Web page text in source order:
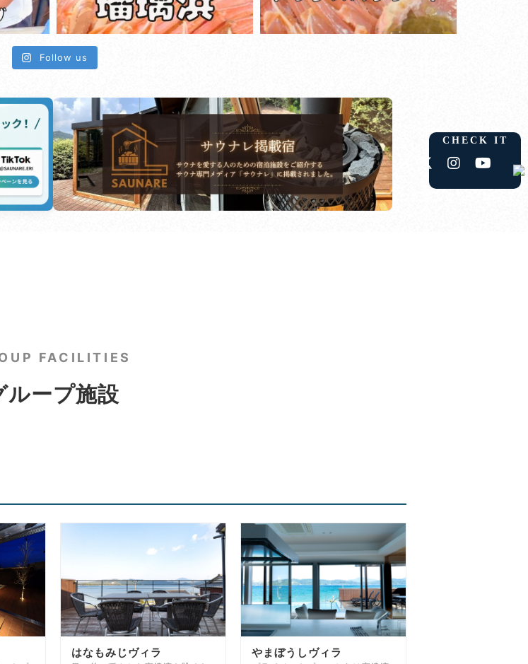
Follow us
CHECK IT
FACILITIES
ループ施設
はなもみじヴィラ やまぼうしヴィラ